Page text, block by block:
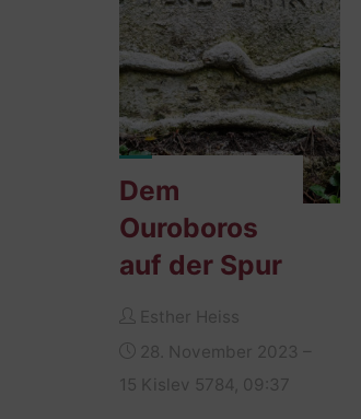
Dem
Ouroboros
auf der Spur
Esther Heiss
28. November 2023 –
15 Kislev 5784, 09:37